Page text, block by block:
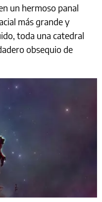
un hermoso panal
más grande y
toda una catedral
obsequio de